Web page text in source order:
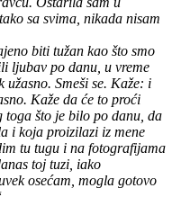
sa svima, nikada nisam
biti tužan kao što smo
ljubav po danu, u vreme
užasno. Smeši se. Kaže: i
Kaže da će to proći
toga što je bilo po danu, da
i koja proizilazi iz mene
tu tugu i na fotografijama
toj tuzi, iako
osećam, mogla gotovo